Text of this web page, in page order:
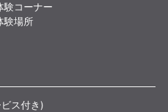
験コーナー
験場所
ス付き)